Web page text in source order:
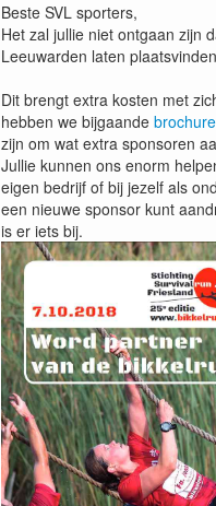
Beste SVL sporters,
Het zal jullie niet ontgaan zijn
Leeuwarden laten
Dit brengt extra kosten met
hebben we bijgaande
zijn om wat extra sponsoren
Jullie kunnen ons enorm
eigen bedrijf of bij jezelf als
een nieuwe sponsor kunt
is er iets bij.